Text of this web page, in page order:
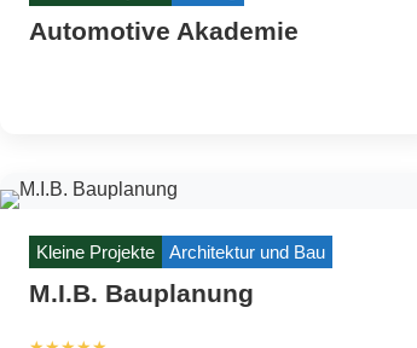
Automotive Akademie
Kleine Projekte Architektur und Bau
M.I.B. Bauplanung